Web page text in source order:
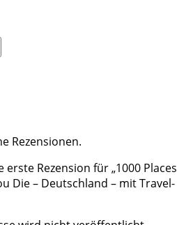
Rezensionen.
erste Rezension für „1000 Places
Die – Deutschland – mit Travel-